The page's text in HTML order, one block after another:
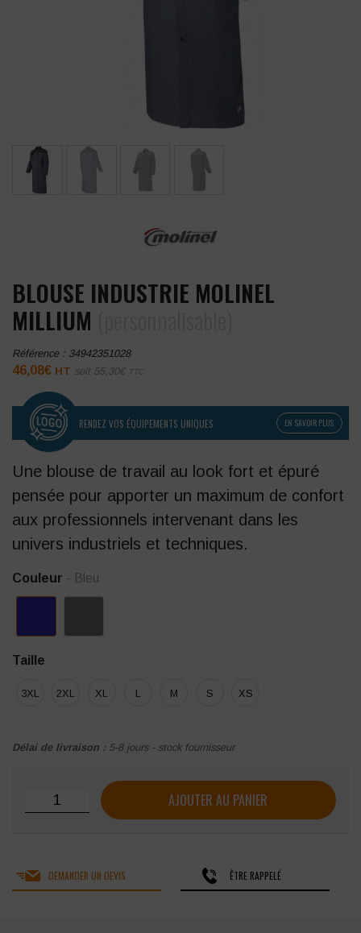
BLOUSE INDUSTRIE MOLINEL
MILLIUM
Référence : 34942351028
46,08€ HT soit 55,30€ TTC
RENDEZ VOS ÉQUIPEMENTS UNIQUES EN SAVOIR PLUS
Une blouse de travail au look fort et épuré
pensée pour apporter un maximum de confort
aux professionnels intervenant dans les
univers industriels et techniques.
Couleur - Bleu
Taille
3XL 2XL XL L M S XS
Délai de livraison : 5-8 jours - stock fournisseur
quantité de Blouse industrie Molinel Millium
AJOUTER AU PANIER
DEMANDER UN DEVIS ÊTRE RAPPELÉ